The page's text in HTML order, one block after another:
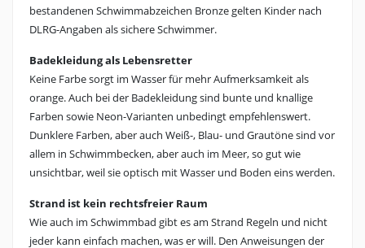
bestandenen Schwimmabzeichen Bronze gelten Kinder nach
DLRG-Angaben als sichere Schwimmer.
Badekleidung als Lebensretter
Keine Farbe sorgt im Wasser für mehr Aufmerksamkeit als
orange. Auch bei der Badekleidung sind bunte und knallige
Farben sowie Neon-Varianten unbedingt empfehlenswert.
Dunklere Farben, aber auch Weiß-, Blau- und Grautöne sind vor
allem in Schwimmbecken, aber auch im Meer, so gut wie
unsichtbar, weil sie optisch mit Wasser und Boden eins werden.
Strand ist kein rechtsfreier Raum
Wie auch im Schwimmbad gibt es am Strand Regeln und nicht
jeder kann einfach machen, was er will. Den Anweisungen der